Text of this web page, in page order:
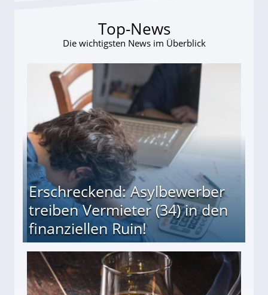
Top-News
Die wichtigsten News im Überblick
Erschreckend: Asylbewerber
treiben Vermieter (34) in den
finanziellen Ruin!
(34) in den finanziellen Ruin!